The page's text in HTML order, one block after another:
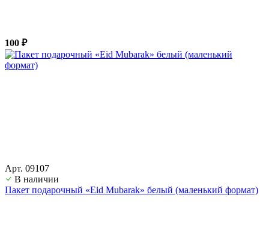
100 ₽
Арт. 09107
В наличии
Пакет подарочный «Eid Mubarak» белый (маленький формат)